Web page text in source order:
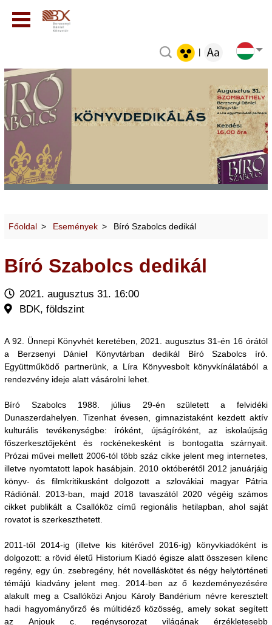
Főoldal Események Bíró Szabolcs dedikál
Bíró Szabolcs dedikál
2021. augusztus 31. 16:00
BDK, földszint
A 92. Ünnepi Könyvhét keretében, 2021. augusztus 31-én 16 órától
a Berzsenyi Dániel Könyvtárban dedikál Bíró Szabolcs író.
Együttműködő partnerünk, a Líra Könyvesbolt könyvkínálatából a
rendezvény ideje alatt vásárolni lehet.
Bíró Szabolcs 1988. július 29-én született a felvidéki
Dunaszerdahelyen. Tizenhat évesen, gimnazistaként kezdett aktív
kulturális tevékenységbe: íróként, újságíróként, az iskolaújság
főszerkesztőjeként és rockénekesként is bontogatta szárnyait.
Prózai művei mellett 2006-tól több száz cikke jelent meg internetes,
illetve nyomtatott lapok hasábjain. 2010 októberétől 2012 januárjáig
könyv- és filmkritikusként dolgozott a szlovákiai magyar Pátria
Rádiónál. 2013-ban, majd 2018 tavaszától 2020 végéig számos
cikket publikált a Csallóköz című regionális hetilapban, ahol saját
rovatot is szerkeszthetett.
2011-től 2014-ig (illetve kis kitérővel 2016-ig) könyvkiadóként is
dolgozott: a rövid életű Historium Kiadó égisze alatt összesen kilenc
regény, egy ún. zsebregény, hét novelláskötet és négy helytörténeti
témájú kiadvány jelent meg. 2014-ben az ő kezdeményezésére
alakult meg a Csallóközi Anjou Károly Bandérium névre keresztelt
hadi hagyományőrző és múltidéző közösség, amely sokat segített
az Anjouk c. regénysorozat világának érzékletesebb